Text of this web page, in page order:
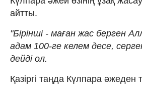
айтты.
"Бірінші - маған жас берген
адам 100-ге келем десе,
дейді ол.
Қазіргі таңда Күлпара әжеден